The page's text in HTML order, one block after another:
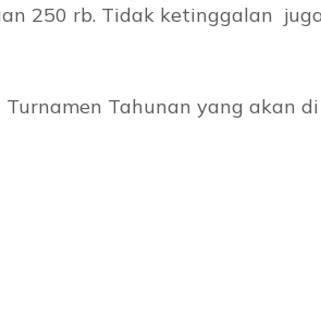
250 rb. Tidak ketinggalan
Tahunan yang akan